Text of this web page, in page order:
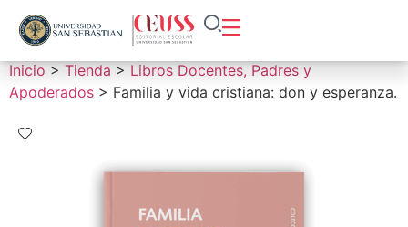
Inicio > Tienda > Libros Docentes, Padres y
Apoderados > Familia y vida cristiana: don y esperanza.